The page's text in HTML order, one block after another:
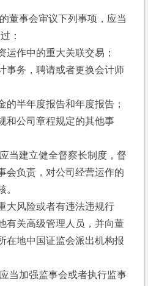
董事会审议下列事项，应当
：
作中的重大关联交易；
务，聘请或者更换会计师
半年度报告和年度报告；
公司章程规定的其他事
当建立健全督察长制度，督
会负责，对公司经营运作的
。
风险或者有违法违规行
有关高级管理人员，并向董
在地中国证监会派出机构报
当加强监事会或者执行监事